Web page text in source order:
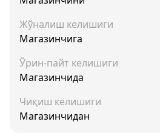
Жўналиш келишиги
Магазинчига
Ўрин-пайт келишиги
Магазинчида
Чиқиш келишиги
Магазинчидан